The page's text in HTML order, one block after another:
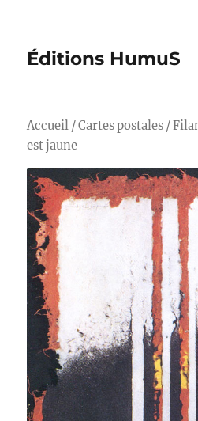
Éditions HumuS
Accueil /Cartes postales /
est jaune